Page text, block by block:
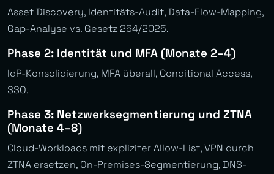
Asset Discovery, Identitäts-Audit, Data-Flow-Mapping,
Gap-Analyse vs. Gesetz 264/2025.
Phase 2: Identität und MFA (Monate 2–4)
IdP-Konsolidierung, MFA überall, Conditional Access,
SSO.
Phase 3: Netzwerksegmentierung und ZTNA
(Monate 4–8)
Cloud-Workloads mit expliziter Allow-List, VPN durch
ZTNA ersetzen, On-Premises-Segmentierung, DNS-